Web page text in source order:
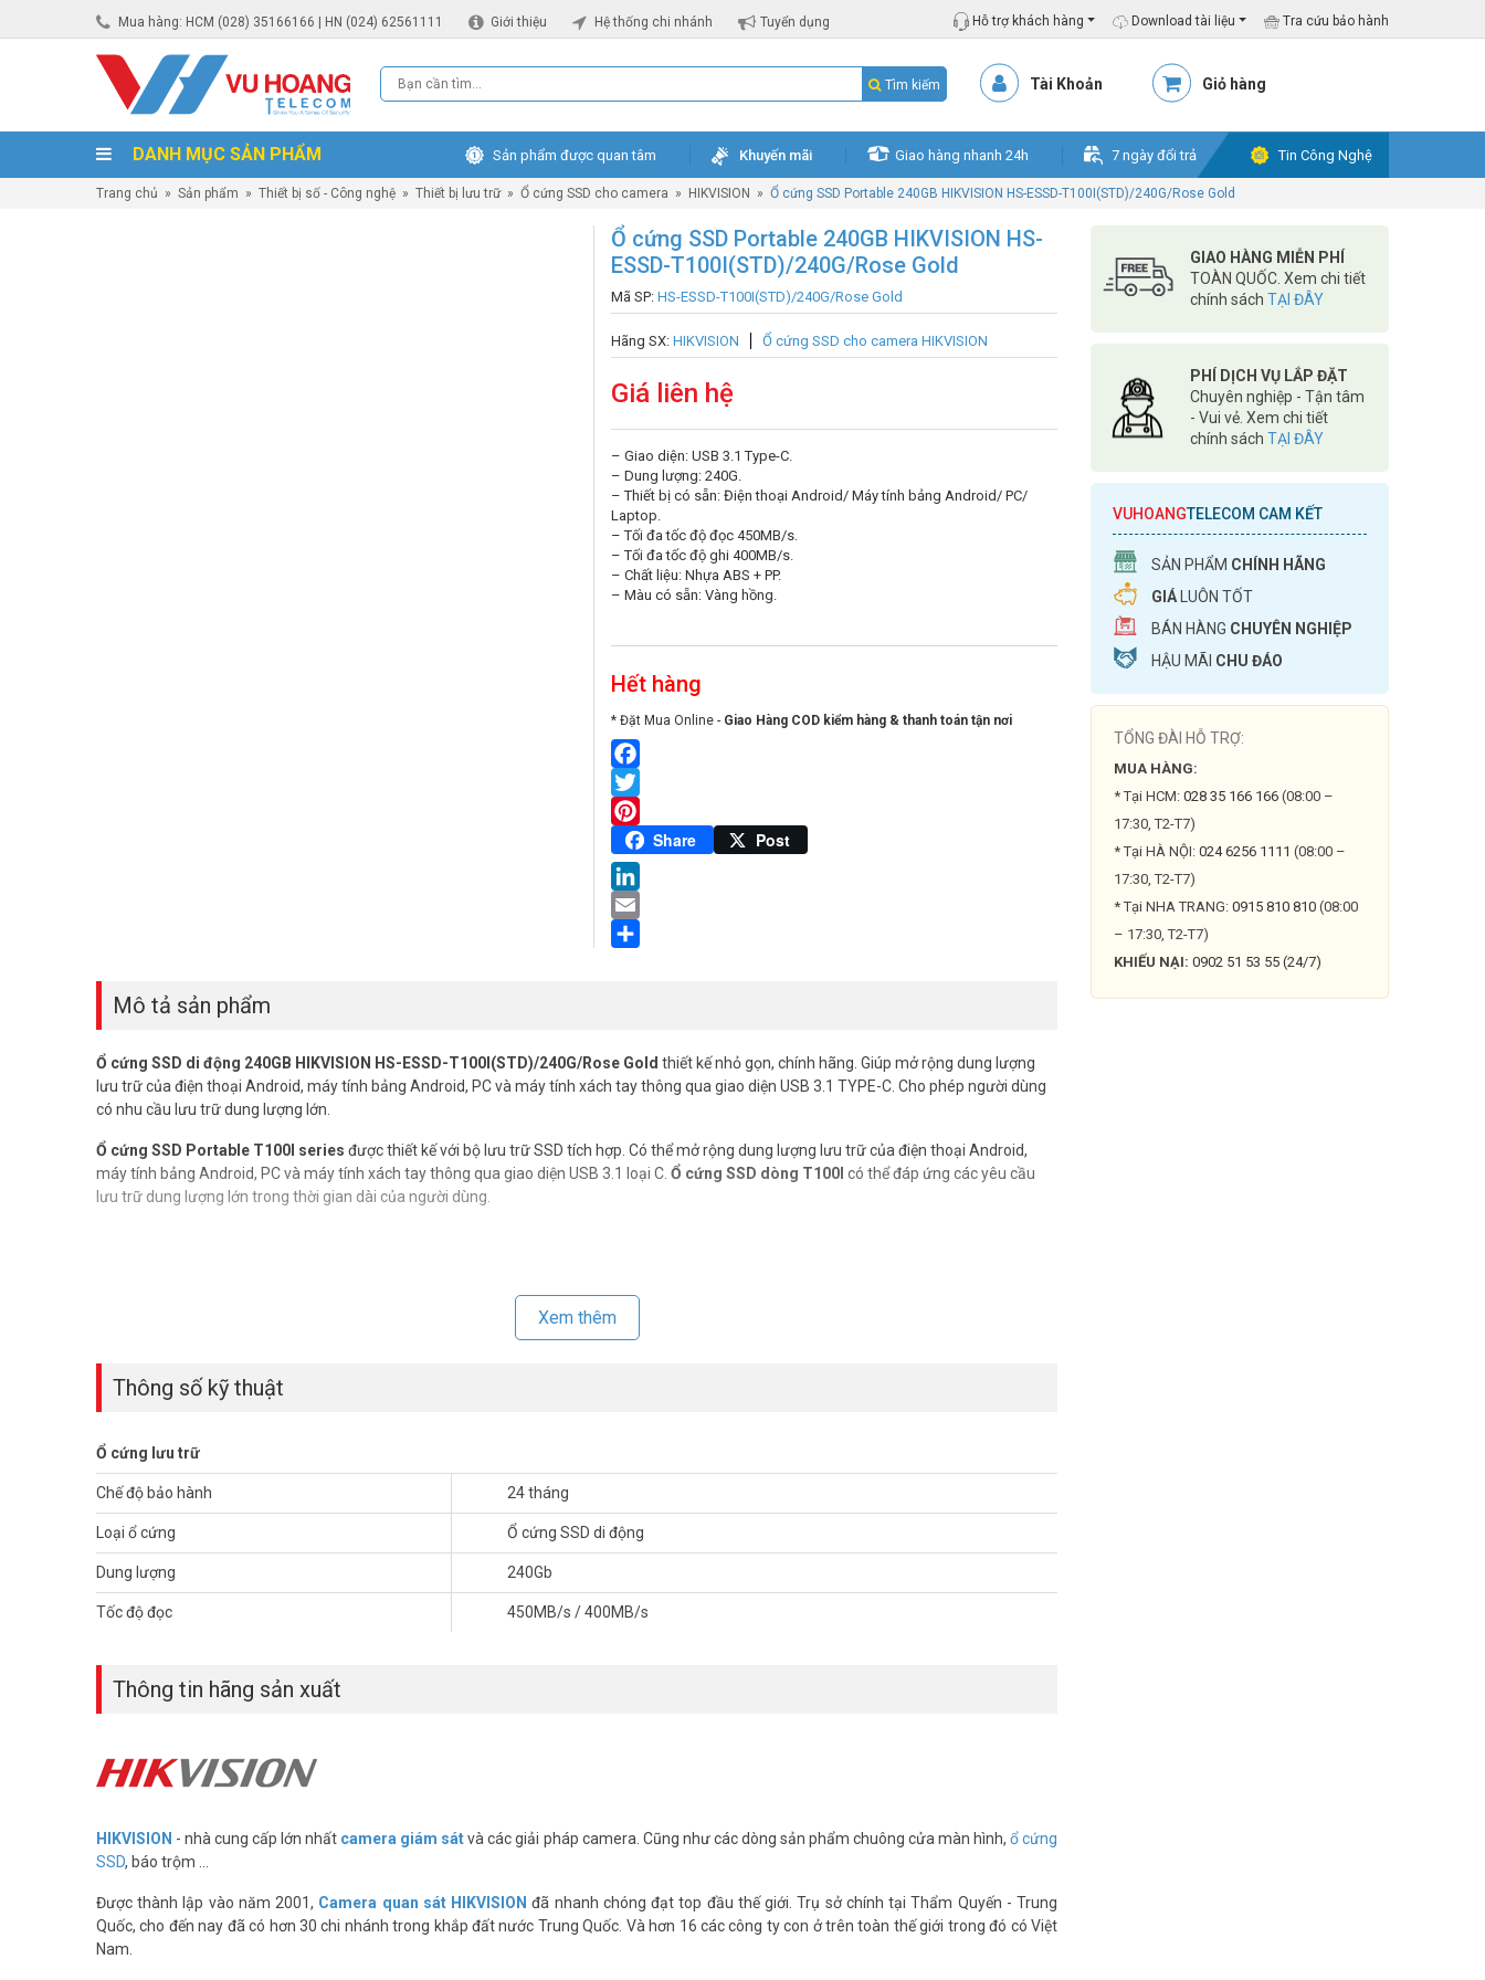
Mua hàng: HCM (028) 35166166 | HN (024) 62561111 Giới thiệu Hệ thống chi nhánh Tuyển dụng Hỗ trợ khách hàng Download tài liệu Tra cứu bảo hành
Tìm kiếm Tài Khoản Giỏ hàng
DANH MỤC SẢN PHẨM Sản phẩm được quan tâm Khuyến mãi Giao hàng nhanh 24h 7 ngày đổi trả Tin Công Nghệ
Trang chủ » Sản phẩm » Thiết bị số - Công nghệ » Thiết bị lưu trữ » Ổ cứng SSD cho camera » HIKVISION » Ổ cứng SSD Portable 240GB HIKVISION HS-ESSD-T100I(STD)/240G/Rose Gold
Ổ cứng SSD Portable 240GB HIKVISION HS-
ESSD-T100I(STD)/240G/Rose Gold
Mã SP: HS-ESSD-T100I(STD)/240G/Rose Gold
Hãng SX: HIKVISION Ổ cứng SSD cho camera HIKVISION
Giá liên hệ
– Giao diện: USB 3.1 Type-C.
– Dung lượng: 240G.
– Thiết bị có sẵn: Điện thoại Android/ Máy tính bảng Android/ PC/
Laptop.
– Tối đa tốc độ đọc 450MB/s.
– Tối đa tốc độ ghi 400MB/s.
– Chất liệu: Nhựa ABS + PP.
– Màu có sẵn: Vàng hồng.
Hết hàng
* Đặt Mua Online - Giao Hàng COD kiểm hàng & thanh toán tận nơi
Facebook
Twitter
Pinterest
Share Post
LinkedIn
Email
Mô tả sản phẩm
Ổ cứng SSD di động 240GB HIKVISION HS-ESSD-T100I(STD)/240G/Rose Gold thiết kế nhỏ gọn, chính hãng. Giúp mở rộng dung lượng
lưu trữ của điện thoại Android, máy tính bảng Android, PC và máy tính xách tay thông qua giao diện USB 3.1 TYPE-C. Cho phép người dùng
có nhu cầu lưu trữ dung lượng lớn.
Ổ cứng SSD Portable T100I series được thiết kế với bộ lưu trữ SSD tích hợp. Có thể mở rộng dung lượng lưu trữ của điện thoại Android,
máy tính bảng Android, PC và máy tính xách tay thông qua giao diện USB 3.1 loại C. Ổ cứng SSD dòng T100I có thể đáp ứng các yêu cầu
lưu trữ dung lượng lớn trong thời gian dài của người dùng.
Các tính năng và chức năng ổ cứng SSD Portable T100I series
Dung lượng lưu trữ lên tới 960 GB.
Tốc độ đọc tối đa lên tới 450 M / s, gấp 4 lần so với đĩa cứng cơ học.
Thiết kế di động
Xem thêm
Thông số kỹ thuật
Ổ cứng lưu trữ
Chế độ bảo hành 24 tháng
Loại ổ cứng Ổ cứng SSD di động
Dung lượng 240Gb
Tốc độ đọc 450MB/s / 400MB/s
Thông tin hãng sản xuất
HIKVISION - nhà cung cấp lớn nhất camera giám sátvà các giải pháp camera. Cũng như các dòng sản phẩm chuông cửa màn hình, ổ cứng
SSD, báo trộm ...
Được thành lập vào năm 2001, Camera quan sát HIKVISION đã nhanh chóng đạt top đầu thế giới. Trụ sở chính tại Thẩm Quyến - Trung
Quốc, cho đến nay đã có hơn 30 chi nhánh trong khắp đất nước Trung Quốc. Và hơn 16 các công ty con ở trên toàn thế giới trong đó có Việt
Nam.
GIAO HÀNG MIỄN PHÍ
TOÀN QUỐC. Xem chi tiết
chính sách TẠI ĐÂY
PHÍ DỊCH VỤ LẮP ĐẶT
Chuyên nghiệp - Tận tâm
- Vui vẻ. Xem chi tiết
chính sách TẠI ĐÂY
VUHOANGTELECOM CAM KẾT
SẢN PHẨM CHÍNH HÃNG
GIÁ LUÔN TỐT
BÁN HÀNG CHUYÊN NGHIỆP
HẬU MÃI CHU ĐÁO
TỔNG ĐÀI HỖ TRỢ:
MUA HÀNG:
* Tại HCM: 028 35 166 166 (08:00 –
17:30, T2-T7)
* Tại HÀ NỘI: 024 6256 1111 (08:00 –
17:30, T2-T7)
* Tại NHA TRANG: 0915 810 810 (08:00
– 17:30, T2-T7)
KHIẾU NẠI: 0902 51 53 55 (24/7)